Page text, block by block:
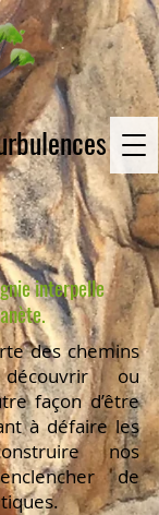
interpelle
des chemins
ou
façon d’être
à défaire les
nos
de